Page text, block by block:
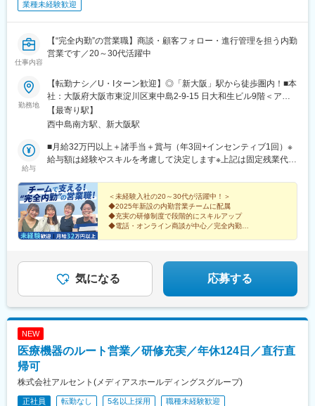
業種未経験歓迎
仕事内容
【“完全内勤”の営業職】商談・顧客フォロー・進行管理を担う内勤
営業です／20～30代活躍中
勤務地
【転勤ナシ／U・Iターン歓迎】◎「新大阪」駅から徒歩圏内！■本
社：大阪府大阪市東淀川区東中島2-9-15 日大和生ビル9階＜アク
セス＞・大阪メトロ御堂筋線「西中島南方」駅から徒歩10分・各
線「新大阪」駅から徒歩14分
【最寄り駅】
西中島南方駅、新大阪駅
給与
■月給32万円以上＋諸手当＋賞与（年3回+インセンティブ1回）※
給与額は経験やスキルを考慮して決定します※上記は固定残業代
支給します。＜★インセンティブも支給！★＞担当案件の売上成
果はインセンティブとして支給！成長や頑張りを給与面でもしっ
かり評価・還元します！◎実績次第で収入も「青天井」です！＜
★年収例★＞■年収500万円（月給32万円＋賞与）／入社1年目■年
収650万円（月給34万円＋賞与）／入社3年目■年収800万円（月
＜未経験入社の20～30代が活躍中！＞
◆2025年新設の内勤営業チームに配属
◆充実の研修制度で段階的にスキルアップ
◆電話・オンライン商談が中心／完全内勤
気になる 応募する
NEW
医療機器のルート営業／研修充実／年休124日／直行直
帰可
株式会社アルセント(メディアスホールディングスグループ)
正社員 転勤なし 5名以上採用
職種未経験歓迎